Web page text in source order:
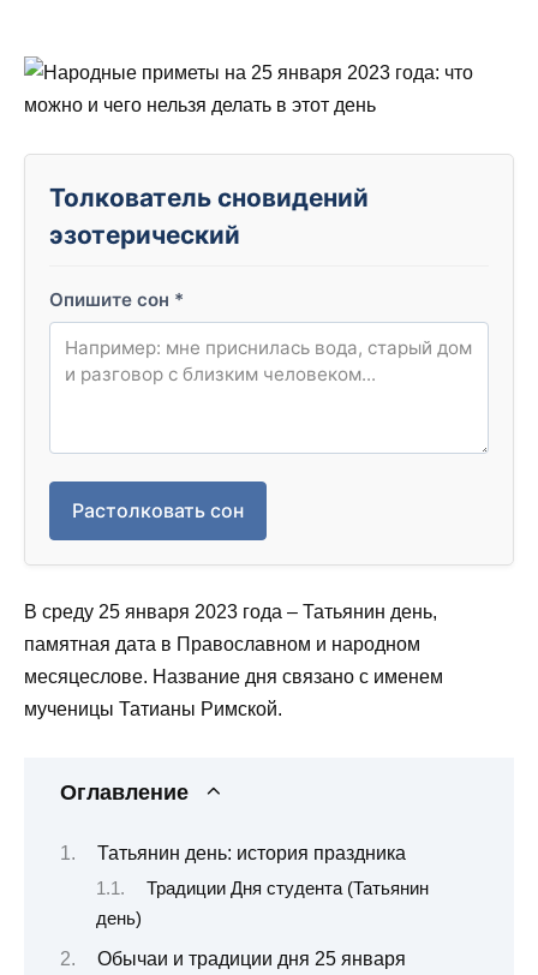
Толкователь сновидений
эзотерический
Опишите сон *
Растолковать сон
В среду 25 января 2023 года ‒ Татьянин день,
памятная дата в Православном и народном
месяцеслове. Название дня связано с именем
мученицы Татианы Римской.
Оглавление
Татьянин день: история праздника
Традиции Дня студента (Татьянин
день)
Обычаи и традиции дня 25 января